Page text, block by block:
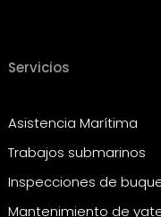
Servicios
Asistencia Marítima
Trabajos submarinos
Inspecciones de
Mantenimiento de